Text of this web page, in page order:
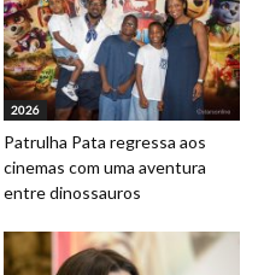
2026
Patrulha Pata regressa aos
cinemas com uma aventura
entre dinossauros